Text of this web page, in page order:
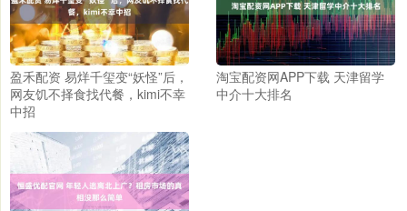
盈禾配资 易烊千玺变“妖怪”后，
网友饥不择食找代餐，kimi不幸
中招
淘宝配资网APP下载 天津留学
中介十大排名